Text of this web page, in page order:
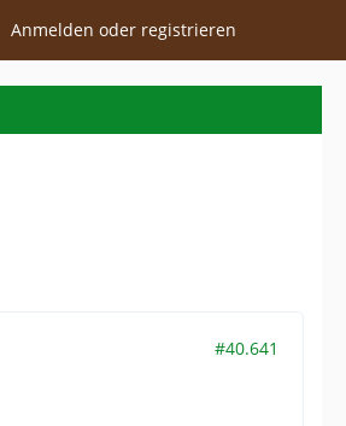
Anmelden oder registrieren
#40.641